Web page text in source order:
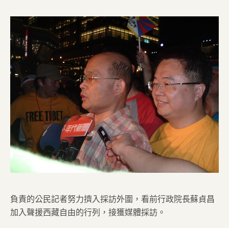
負責的公民記者努力擠入採訪外圍，看前行政院長蘇貞昌
加入聲援西藏自由的行列，接獲媒體採訪。